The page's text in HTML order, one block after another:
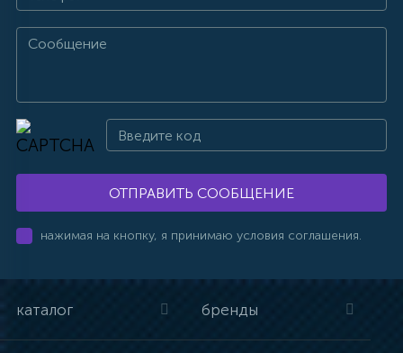
ОТПРАВИТЬ СООБЩЕНИЕ
нажимая на кнопку, я принимаю условия соглашения.
каталог бренды